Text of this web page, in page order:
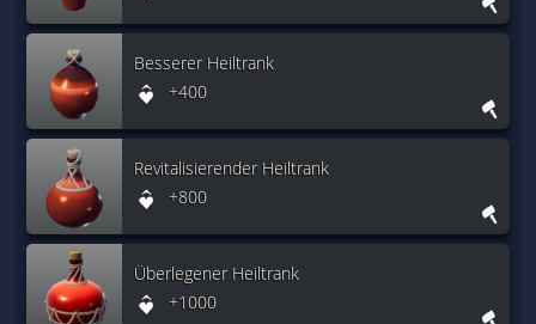
Besserer Heiltrank
+400
Revitalisierender Heiltrank
+800
Überlegener Heiltrank
+1000